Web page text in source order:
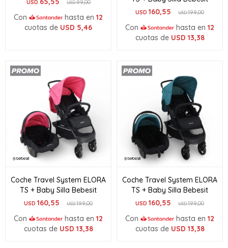
USD USD99,00
Con hasta en 12
cuotas de USD 5,46
USD 160,55 USD199,00
Con hasta en 12
cuotas de USD 13,38
Coche Travel System ELORA
TS + Baby Silla Bebesit
USD 160,55 USD199,00
Con hasta en 12
cuotas de USD 13,38
Coche Travel System ELORA
TS + Baby Silla Bebesit
USD 160,55 USD199,00
Con hasta en 12
cuotas de USD 13,38